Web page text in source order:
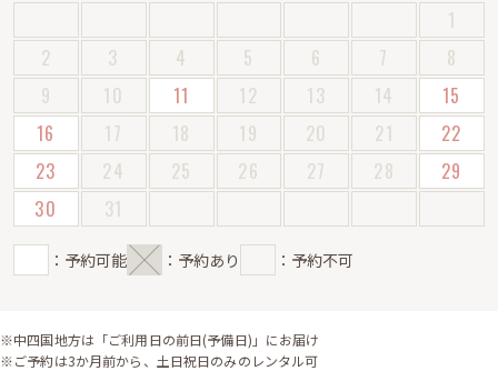
1
2
3 4 5 6 7
8
9
10 11 12 13 14
15
16
17 18 19 20 21
22
23
24 25 26 27 28
29
30
31
：予約可能 ：予約あり ：予約不可
※中四国地方は「ご利用日の前日(予備日)」にお届け
※ご予約は3か月前から、土日祝日のみのレンタル可